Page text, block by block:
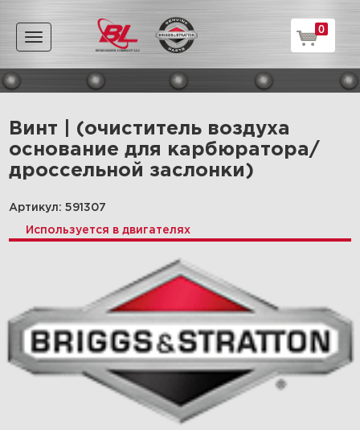
Toggle
navigation
0
Винт | (очиститель воздуха
основание для карбюратора/
дроссельной заслонки)
Артикул: 591307
Используется в двигателях